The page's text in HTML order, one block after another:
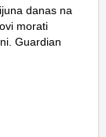
danas na
morati
Guardian